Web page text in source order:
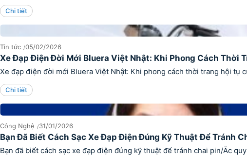
Chi tiết
Tin tức 05/02/2026
Xe Đạp Điện Đời Mới Bluera Việt Nhật: Khi Phong Cách Thời
Xe đạp điện đời mới Bluera Việt Nhật: Khi phong cách thời trang hội
Chi tiết
Công Nghệ 31/01/2026
Bạn Đã Biết Cách Sạc Xe Đạp Điện Đúng Kỹ Thuật Để Tránh
Bạn đã biết cách sạc xe đạp điện đúng kỹ thuật để tránh chai pin/Ắc